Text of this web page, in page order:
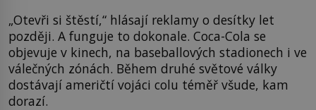
„Otevři si štěstí,“ hlásají reklamy o desítky let
později. A funguje to dokonale. Coca-Cola se
objevuje v kinech, na baseballových stadionech i ve
válečných zónách. Během druhé světové války
dostávají američtí vojáci colu téměř všude, kam
dorazí.